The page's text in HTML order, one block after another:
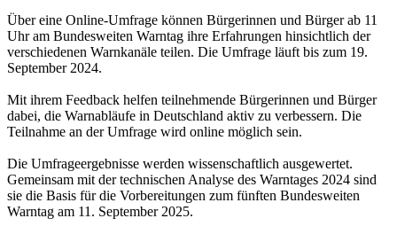
Über eine Online-Umfrage können Bürgerinnen und Bürger ab 11
Uhr am Bundesweiten Warntag ihre Erfahrungen hinsichtlich der
verschiedenen Warnkanäle teilen. Die Umfrage läuft bis zum 19.
September 2024.
Mit ihrem Feedback helfen teilnehmende Bürgerinnen und Bürger
dabei, die Warnabläufe in Deutschland aktiv zu verbessern. Die
Teilnahme an der Umfrage wird online möglich sein.
Die Umfrageergebnisse werden wissenschaftlich ausgewertet.
Gemeinsam mit der technischen Analyse des Warntages 2024 sind
sie die Basis für die Vorbereitungen zum fünften Bundesweiten
Warntag am 11. September 2025.